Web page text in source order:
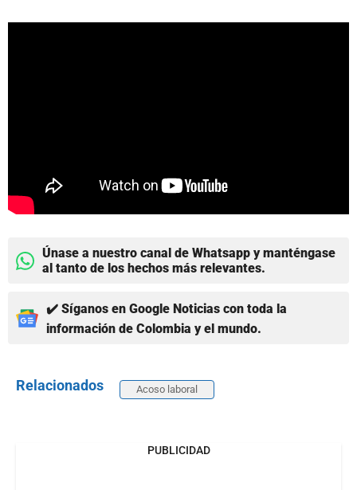
Únase a nuestro canal de Whatsapp y manténgase
al tanto de los hechos más relevantes.
✔️ Síganos en Google Noticias con toda la
información de Colombia y el mundo.
Relacionados Acoso laboral
PUBLICIDAD